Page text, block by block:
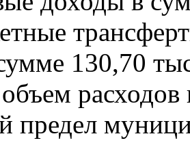
130,70
расходов
предел